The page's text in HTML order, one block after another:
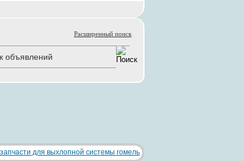
Расширенный поиск